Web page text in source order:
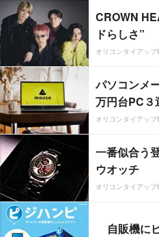
CROWN
ドらしさ”
オリコンタイアップ
パソコンメ
万円台PC３
オリコンタイアップ
一番似合う
ウオッチ
オリコンタイアップ
自販機に